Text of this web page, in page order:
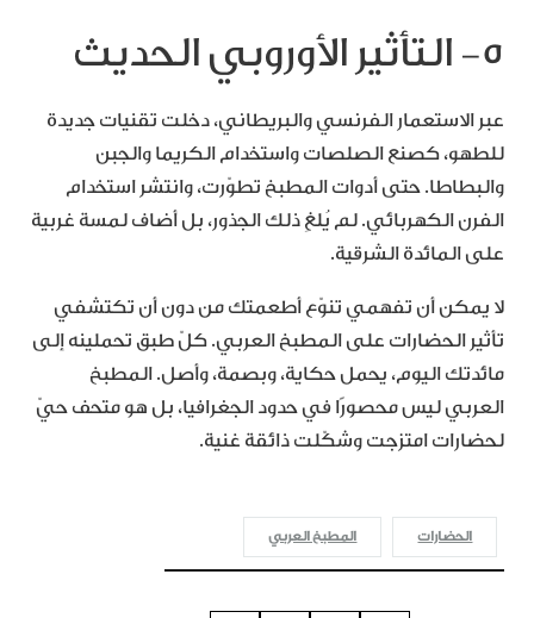
٥- التأثير الأوروبي الحديث
عبر الاستعمار الفرنسي والبريطاني، دخلت تقنيات جديدة
للطهو، كصنع الصلصات واستخدام الكريما والجبن
والبطاطا. حتى أدوات المطبخ تطوّرت، وانتشر استخدام
الفرن الكهربائي. لم يُلغِ ذلك الجذور، بل أضاف لمسة غربية
على المائدة الشرقية.
لا يمكن أن تفهمي تنوّع أطعمتك من دون أن تكتشفي
تأثير الحضارات على المطبخ العربي. كلّ طبق تحملينه إلى
مائدتك اليوم، يحمل حكاية، وبصمة، وأصل. المطبخ
العربي ليس محصورًا في حدود الجغرافيا، بل هو متحف حيّ
لحضارات امتزجت وشكّلت ذائقة غنية.
الحضارات المطبخ العربي